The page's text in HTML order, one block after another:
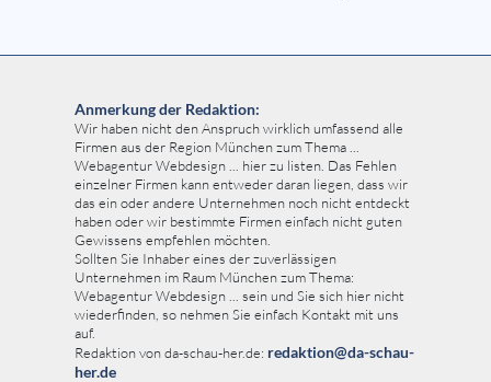
Anmerkung der Redaktion:
Wir haben nicht den Anspruch wirklich umfassend alle
Firmen aus der Region München zum Thema ...
Webagentur Webdesign ... hier zu listen. Das Fehlen
einzelner Firmen kann entweder daran liegen, dass wir
das ein oder andere Unternehmen noch nicht entdeckt
haben oder wir bestimmte Firmen einfach nicht guten
Gewissens empfehlen möchten.
Sollten Sie Inhaber eines der zuverlässigen
Unternehmen im Raum München zum Thema:
Webagentur Webdesign ... sein und Sie sich hier nicht
wiederfinden, so nehmen Sie einfach Kontakt mit uns
auf.
Redaktion von da-schau-her.de: redaktion@da-schau-
her.de